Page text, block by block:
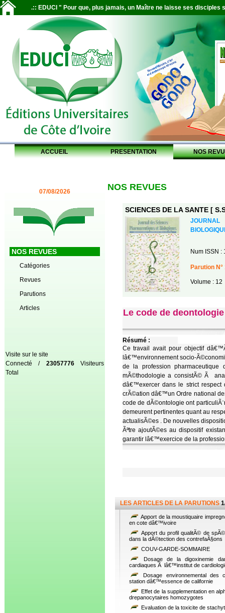
.:: EDUCI " Pour que, plus jamais, un Maître ne laisse ses disciples
ACCUEIL PRESENTATION NOS
07/08/2026
NOS REVUES
Catégories
Revues
Parutions
Articles
Visite sur le site
Connecté / 23057776Visiteurs
Total
NOS REVUES
SCIENCES DE LA SANTE [
JOURNAL
Num ISSN :
Parution N°
Volume : 12
Le code de
Résumé :
Ce travail avait pour objectif
lâ€™environnement socio-
de la profession
mÃ©thodologie a consistÃ© Ã
dâ€™exercer dans le strict respect
crÃ©ation dâ€™un Ordre national
code de dÃ©ontologie ont
demeurent pertinentes quant au
actualisÃ©es . De nouvelles
Ãªtre ajoutÃ©es au dispositif
garantir lâ€™exercice de la
LES ARTICLES DE LA PARUTIONS
Apport de la moustiquaire
en cote dâ€™ivoire
Apport du profil qualitÃ© de
dans la dÃ©tection des contrefaÃ§ons
COUV-GARDE-SOMMAIRE
Dosage de la digoxinemie
cardiaques Ã lâ€™institut de
Dosage environnemental des
station dâ€™essence de californie
Effet de la supplementation en
drepanocytaires homozygotes
Evaluation de la toxicite de